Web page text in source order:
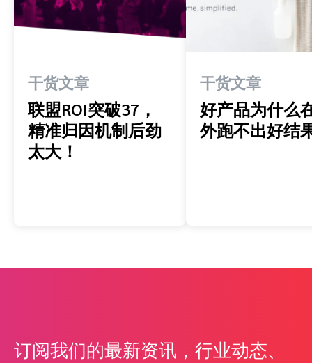
干货文章
联盟ROI突破37，
精准归因机制后劲
太大！
干货文章
好产品为什么
外跑不出好结
订阅我们的最新资讯，行业动态、